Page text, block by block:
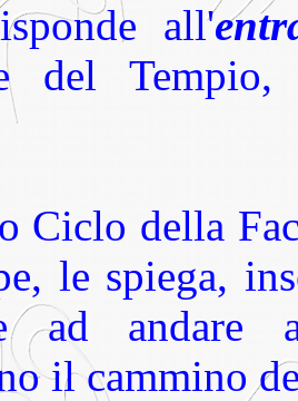
all'
del
della
le spiega,
ad andare
il cammino